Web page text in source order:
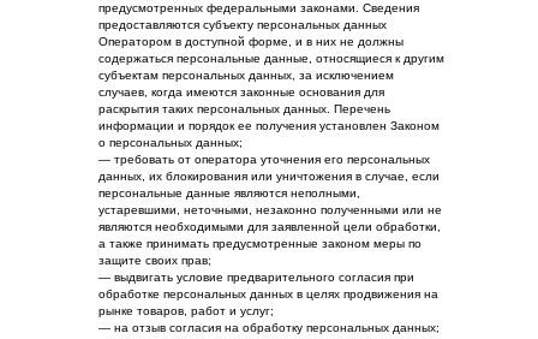
предусмотренных федеральными законами. Сведения
предоставляются субъекту персональных данных
Оператором в доступной форме, и в них не должны
содержаться персональные данные, относящиеся к другим
субъектам персональных данных, за исключением
случаев, когда имеются законные основания для
раскрытия таких персональных данных. Перечень
информации и порядок ее получения установлен Законом
о персональных данных;
— требовать от оператора уточнения его персональных
данных, их блокирования или уничтожения в случае, если
персональные данные являются неполными,
устаревшими, неточными, незаконно полученными или не
являются необходимыми для заявленной цели обработки,
а также принимать предусмотренные законом меры по
защите своих прав;
— выдвигать условие предварительного согласия при
обработке персональных данных в целях продвижения на
рынке товаров, работ и услуг;
— на отзыв согласия на обработку персональных данных;